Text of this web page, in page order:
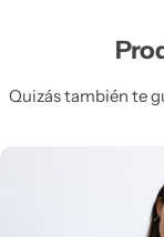
Quizás también te